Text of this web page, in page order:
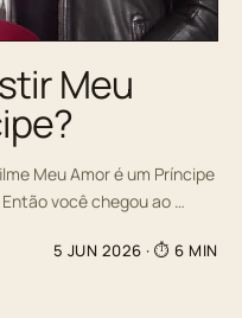
Meu
Meu Amor é um Príncipe
você chegou ao …
5 JUN 2026 · ⏱ 6 MIN